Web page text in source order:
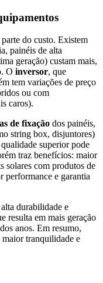
do custo. Existem
painéis de alta
geração) custam mais,
O inversor, que
tem variações de preço
ou com
caros).
de fixação dos painéis,
string box, disjuntores)
superior pode
traz benefícios: maior
solares com produtos de
performance e garantia
durabilidade e
resulta em mais geração
anos. Em resumo,
maior tranquilidade e